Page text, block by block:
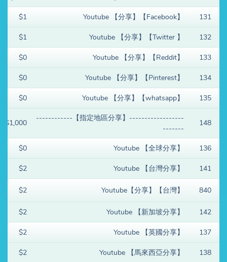
131
Youtube 【分享】【Facebook】
$1
132
Youtube 【分享】【Twitter 】
$1
133
Youtube 【分享】【Reddit】
$0
134
Youtube 【分享】【Pinterest】
$0
135
Youtube 【分享】【whatsapp】
$0
148
------------------【指定地區分享】------------
-------
$1,000
136
Youtube 【全球分享】
$0
141
Youtube 【台灣分享】
$2
840
Youtube【分享】【台灣】
$2
142
Youtube 【新加坡分享】
$2
137
Youtube 【英國分享】
$2
138
Youtube 【馬來西亞分享】
$2